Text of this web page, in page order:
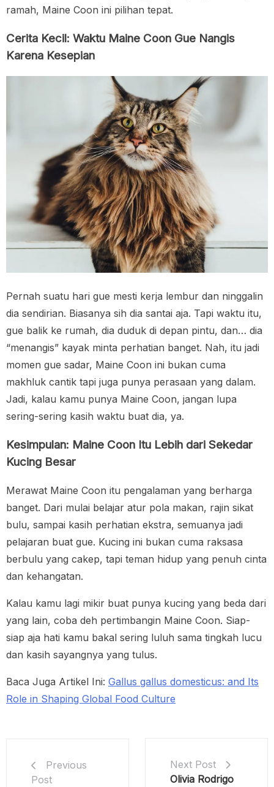
ramah, Maine Coon ini pilihan tepat.
Cerita Kecil: Waktu Maine Coon Gue Nangis
Karena Kesepian
Pernah suatu hari gue mesti kerja lembur dan ninggalin
dia sendirian. Biasanya sih dia santai aja. Tapi waktu itu,
gue balik ke rumah, dia duduk di depan pintu, dan… dia
“menangis” kayak minta perhatian banget. Nah, itu jadi
momen gue sadar, Maine Coon ini bukan cuma
makhluk cantik tapi juga punya perasaan yang dalam.
Jadi, kalau kamu punya Maine Coon, jangan lupa
sering-sering kasih waktu buat dia, ya.
Kesimpulan: Maine Coon Itu Lebih dari Sekedar
Kucing Besar
Merawat Maine Coon itu pengalaman yang berharga
banget. Dari mulai belajar atur pola makan, rajin sikat
bulu, sampai kasih perhatian ekstra, semuanya jadi
pelajaran buat gue. Kucing ini bukan cuma raksasa
berbulu yang cakep, tapi teman hidup yang penuh cinta
dan kehangatan.
Kalau kamu lagi mikir buat punya kucing yang beda dari
yang lain, coba deh pertimbangin Maine Coon. Siap-
siap aja hati kamu bakal sering luluh sama tingkah lucu
dan kasih sayangnya yang tulus.
Baca Juga Artikel Ini: Gallus gallus domesticus: and Its
Role in Shaping Global Food Culture
Previous
Post
Next Post
Olivia Rodrigo